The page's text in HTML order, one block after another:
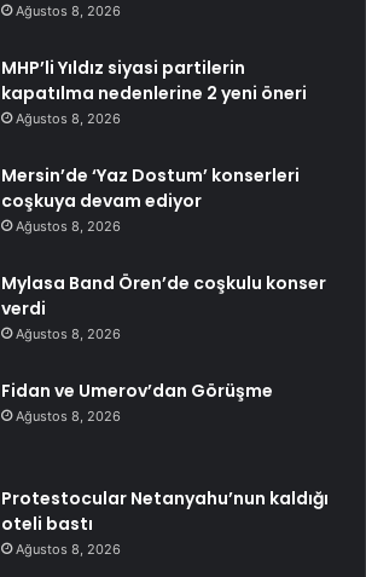
Ağustos 8, 2026
MHP’li Yıldız siyasi partilerin
kapatılma nedenlerine 2 yeni öneri
Ağustos 8, 2026
Mersin’de ‘Yaz Dostum’ konserleri
coşkuya devam ediyor
Ağustos 8, 2026
Mylasa Band Ören’de coşkulu konser
verdi
Ağustos 8, 2026
Fidan ve Umerov’dan Görüşme
Ağustos 8, 2026
Protestocular Netanyahu’nun kaldığı
oteli bastı
Ağustos 8, 2026